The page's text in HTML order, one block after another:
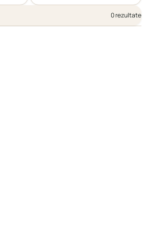
0 rezultate